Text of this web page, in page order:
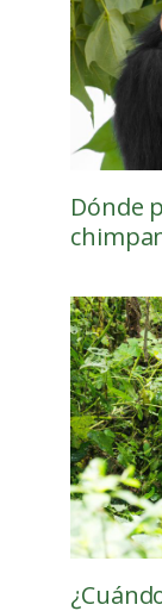
Dónde